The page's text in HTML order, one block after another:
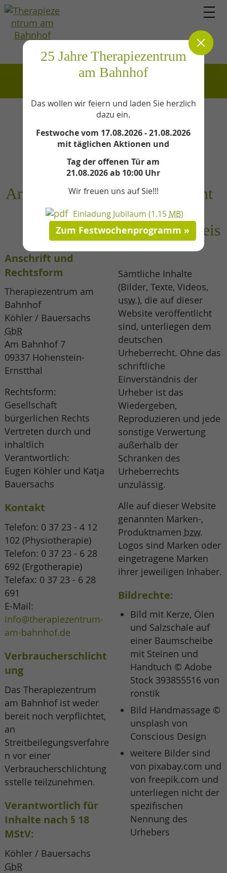
Impressum
Impressum
Anbieterkennze
ichnung
Anschrift und
Rechtsform
Therapiezentrum am
Bahnhof
Köhler / Bauersachs
GbR
Am Bahnhof 7
09337 Hohenstein-
Ernstthal
Rechtsform:
Gesellschaft
bürgerlichen Rechts
Vertreten durch und
inhaltlich
Verantwortlich:
Eugen Köhler und Katja
Bauersachs
Kontakt
Telefon: 0 37 23 - 4 12
102 (Physiotherapie)
Telefon: 0 37 23 - 6 28
692 (Ergotherapie)
Telefax: 0 37 23 - 6 28
691
E-Mail:
info@therapiezentrum-
am-bahnhof.de
Verbraucherschlicht
ung
Das Therapiezentrum
am Bahnhof ist weder
bereit noch verpflichtet,
an
Streitbeilegungsverfahre
n vor einer
Verbraucherschlichtung
sstelle teilzunehmen.
Verantwortlich für
Inhalte nach § 18
MStV:
Köhler / Bauersachs
GbR
Urheberrecht
und
Markenhinweis
Sämtliche Inhalte
(Bilder, Texte, Videos,
usw.), die auf dieser
Website veröffentlicht
sind, unterliegen dem
deutschen
Urheberrecht. Ohne das
schriftliche
Einverständnis der
Urheber ist das
Wiedergeben,
Reproduzieren und jede
sonstige Verwertung
außerhalb der
Schranken des
Urheberrechts
unzulässig.
Alle auf dieser Website
genannten Marken-,
Produktnamen bzw.
Logos sind Marken oder
eingetragene Marken
ihrer jeweiligen Inhaber.
Bildrechte:
Bild mit Kerze, Ölen
und Salzschale auf
einer Baumscheibe
mit Steinen und
Handtuch © Adobe
Stock 393855516 von
ronstik
Bild Handmassage ©
unsplash von
Conscious Design
weitere Bilder sind
von pixabay.com und
von freepik.com und
unterliegen nicht der
spezifischen
Nennung des
Urhebers
25 Jahre Therapiezentrum
am Bahnhof
Das wollen wir feiern und laden Sie herzlich
dazu ein.
Festwoche vom 17.08.2026 - 21.08.2026
mit täglichen Aktionen und
Tag der offenen Tür am
21.08.2026 ab 10:00 Uhr
Wir freuen uns auf Sie!!!
Einladung Jubiläum (1.15 MB)
Zum Festwochenprogramm